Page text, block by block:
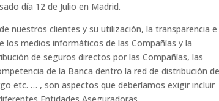
día 12 de Julio en Madrid.
nuestros clientes y su utilización, la transparencia e
medios informáticos de las Compañías y la
de seguros directos por las Compañías, las
de la Banca dentro la red de distribución
etc. … , son aspectos que deberíamos exigir incluir